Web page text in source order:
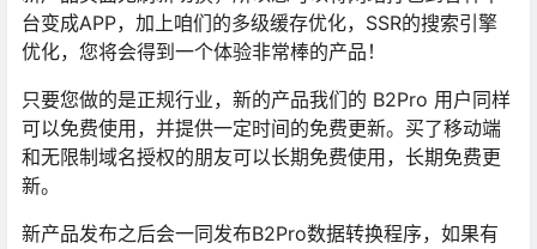
台变成APP，加上咱们的多级缓存优化，SSR的搜索引擎
优化，您将会得到一个体验非常棒的产品！
只要您做的是正规行业，新的产品我们的 B2Pro 用户同样
可以免费使用，并提供一定时间的免费更新。买了移动端
和无限制域名授权的朋友可以长期免费使用，长期免费更
新。
新产品发布之后会一同发布B2Pro数据转换程序，如果有